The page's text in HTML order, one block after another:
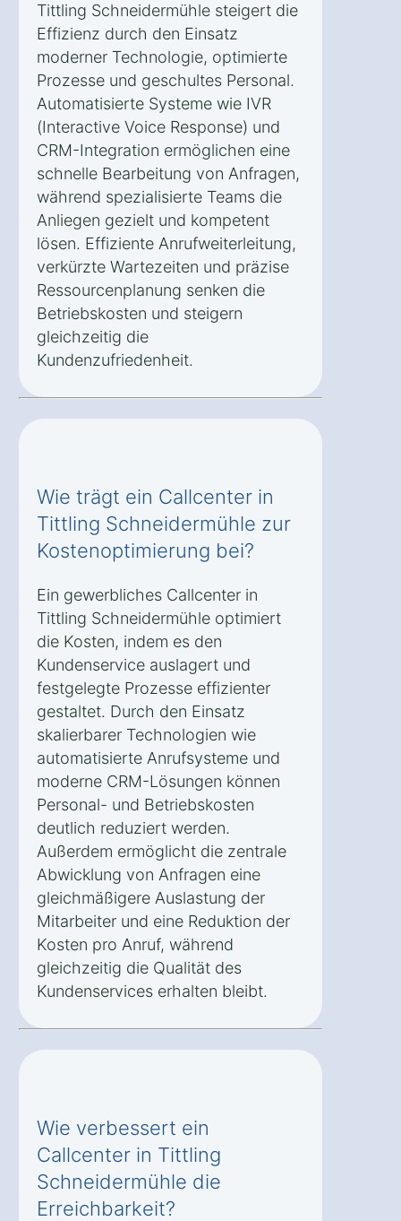
Tittling Schneidermühle steigert die
Effizienz durch den Einsatz
moderner Technologie, optimierte
Prozesse und geschultes Personal.
Automatisierte Systeme wie IVR
(Interactive Voice Response) und
CRM-Integration ermöglichen eine
schnelle Bearbeitung von Anfragen,
während spezialisierte Teams die
Anliegen gezielt und kompetent
lösen. Effiziente Anrufweiterleitung,
verkürzte Wartezeiten und präzise
Ressourcenplanung senken die
Betriebskosten und steigern
gleichzeitig die
Kundenzufriedenheit.
Wie trägt ein Callcenter in
Tittling Schneidermühle zur
Kostenoptimierung bei?
Ein gewerbliches Callcenter in
Tittling Schneidermühle optimiert
die Kosten, indem es den
Kundenservice auslagert und
festgelegte Prozesse effizienter
gestaltet. Durch den Einsatz
skalierbarer Technologien wie
automatisierte Anrufsysteme und
moderne CRM-Lösungen können
Personal- und Betriebskosten
deutlich reduziert werden.
Außerdem ermöglicht die zentrale
Abwicklung von Anfragen eine
gleichmäßigere Auslastung der
Mitarbeiter und eine Reduktion der
Kosten pro Anruf, während
gleichzeitig die Qualität des
Kundenservices erhalten bleibt.
Wie verbessert ein
Callcenter in Tittling
Schneidermühle die
Erreichbarkeit?